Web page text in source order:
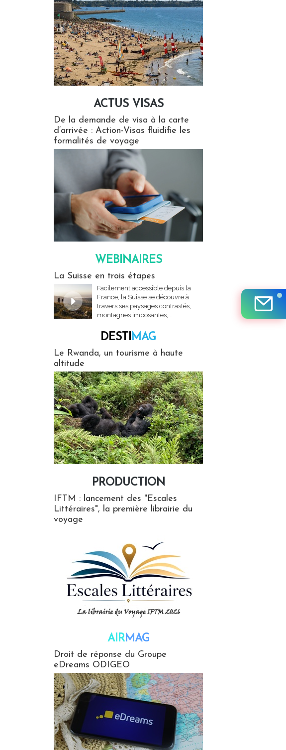
ACTUS VISAS
De la demande de visa à la carte
d’arrivée : Action-Visas fluidifie les
formalités de voyage
WEBINAIRES
La Suisse en trois étapes
Facilement accessible depuis la
France, la Suisse se découvre à
travers ses paysages contrastés,
montagnes imposantes,...
DESTIMAG
Le Rwanda, un tourisme à haute
altitude
PRODUCTION
IFTM : lancement des "Escales
Littéraires", la première librairie du
voyage
AIRMAG
Droit de réponse du Groupe
eDreams ODIGEO